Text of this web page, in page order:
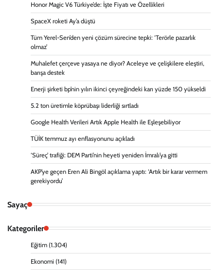
Honor Magic V6 Türkiye’de: İşte Fiyatı ve Özellikleri
SpaceX roketi Ay’a düştü
Tüm Yerel-Sen’den yeni çözüm sürecine tepki: ‘Terörle pazarlık
olmaz’
Muhalefet çerçeve yasaya ne diyor? Aceleye ve çelişkilere eleştiri,
barışa destek
Enerji şirketi bp’nin yılın ikinci çeyreğindeki karı yüzde 150 yükseldi
5.2 ton üretimle köprübaşı liderliği sırtladı
Google Health Verileri Artık Apple Health ile Eşleşebiliyor
TÜİK temmuz ayı enflasyonunu açıkladı
‘Süreç’ trafiği: DEM Parti’nin heyeti yeniden İmralı’ya gitti
AKP’ye geçen Eren Ali Bingöl açıklama yaptı: ‘Artık bir karar vermem
gerekiyordu’
Sayaç
Kategoriler
Eğitim (1.304)
Ekonomi (141)